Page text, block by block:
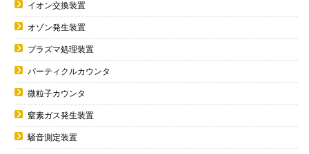
イオン交換装置
オゾン発生装置
プラズマ処理装置
パーティクルカウンタ
微粒子カウンタ
窒素ガス発生装置
騒音測定装置